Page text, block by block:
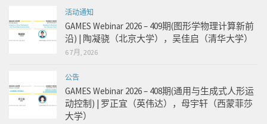
活动通知
GAMES Webinar 2026 – 409期(图形学物理计算新前
沿) | 陶凝骁（北京大学），吴佳启（清华大学）
6 7月, 2026
公告
GAMES Webinar 2026 – 408期(通用与生成式人形运
动控制) | 罗正宜（英伟达），母宇轩（西蒙菲莎
大学）